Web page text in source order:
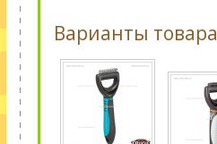
Варианты товара